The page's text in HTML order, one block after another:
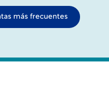
más frecuentes